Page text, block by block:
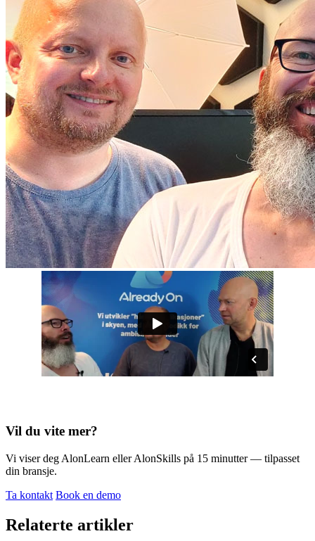
Vil du vite mer?
Vi viser deg AlonLearn eller AlonSkills på 15 minutter — tilpasset
din bransje.
Ta kontakt Book en demo
Relaterte artikler